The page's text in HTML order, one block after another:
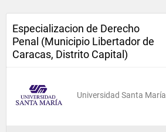
Especializacion de Derecho
Penal (Municipio Libertador de
Caracas, Distrito Capital)
Universidad Santa María